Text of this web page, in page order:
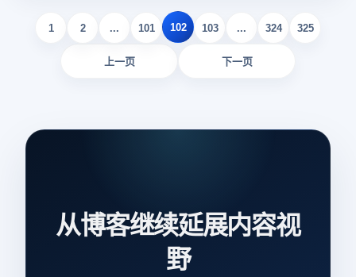
上一页
1 2 ... 101 102 103 ... 324 325
下一页
从博客继续延展内容视
野